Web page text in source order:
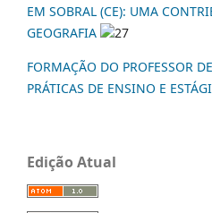
EM SOBRAL (CE): UMA
GEOGRAFIA
27
FORMAÇÃO DO PROFESSOR
PRÁTICAS DE ENSINO E
Edição Atual